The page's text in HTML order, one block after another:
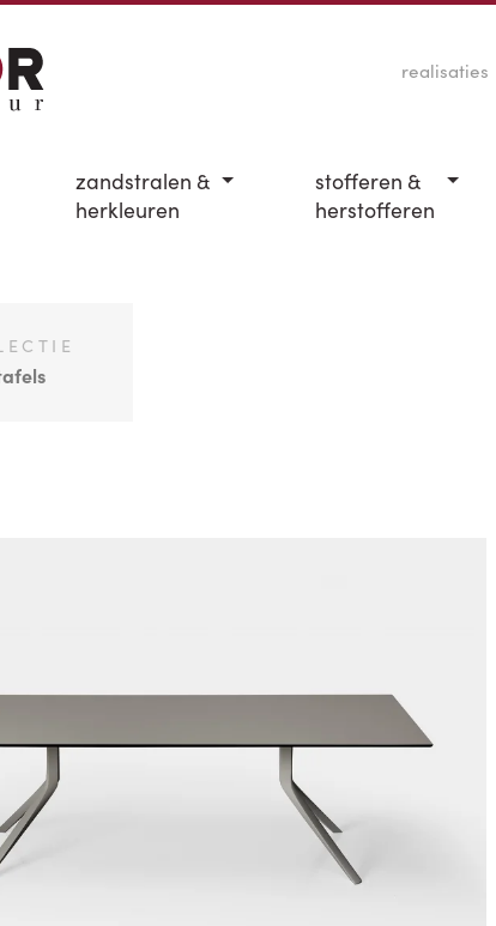
realisaties
zandstralen &
herkleuren
stofferen &
herstofferen